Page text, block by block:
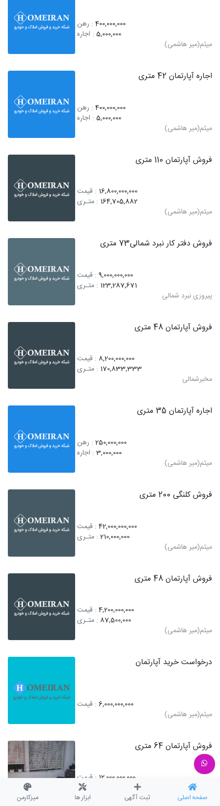
400,000,000 : رهن
5,000,000 : اجاره
میثم(میر هاشمی)
اجاره آپارتمان 42 متری
400,000,000 : رهن
5,000,000 : اجاره
میثم(میر هاشمی)
فروش آپارتمان 110 متری
16,800,000,000 : قیمت
164,705,882 : متـری
میثم(میر هاشمی)
فروش دفتر کار نبرد شمالی73 متری
9,000,000,000 : قیمت
123,287,671 : متـری
پیروزی نبرد شمالی
فروش آپارتمان 48 متری
8,200,000,000 : قیمت
170,833,333 : متـری
مخبرشمالی
اجاره آپارتمان 35 متری
250,000,000 : رهن
3,000,000 : اجاره
میثم(میر هاشمی)
فروش کلنگی 200 متری
42,000,000,000 : قیمت
210,000,000 : متـری
میثم(میر هاشمی)
فروش آپارتمان 48 متری
4,200,000,000 : قیمت
87,500,000 : متـری
میثم(میر هاشمی)
درخواست خرید آپارتمان
6,000,000,000 : قیمت
میثم(میر هاشمی)
فروش آپارتمان 64 متری
12,000,000,000 : قیمت
: متـری
میثم(میر هاشمی)
صفحه اصلی ثبت آگهی ابزار ها میزکارمن